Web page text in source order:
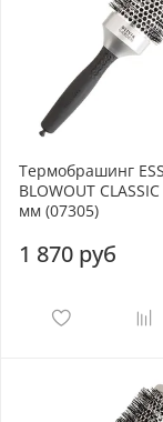
Термобрашинг
BLOWOUT
мм (07305)
1 870 руб